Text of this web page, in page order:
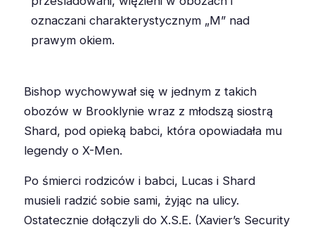
oznaczani charakterystycznym „M” nad
prawym okiem.
Bishop wychowywał się w jednym z takich
obozów w Brooklynie wraz z młodszą siostrą
Shard, pod opieką babci, która opowiadała mu
legendy o X-Men.
Po śmierci rodziców i babci, Lucas i Shard
musieli radzić sobie sami, żyjąc na ulicy.
Ostatecznie dołączyli do X.S.E. (Xavier’s Security